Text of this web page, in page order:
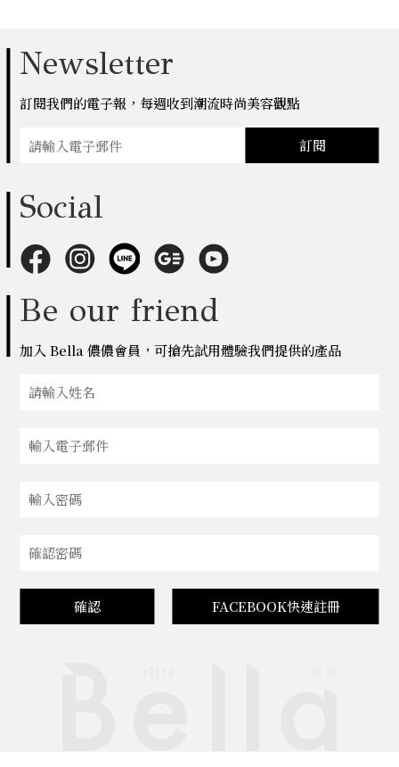
Newsletter
訂閱我們的電子報，每週收到潮流時尚美容觀點
訂閱
Social
Be our friend
加入 Bella 儂儂會員，可搶先試用體驗我們提供的產品
確認 FACEBOOK快速註冊